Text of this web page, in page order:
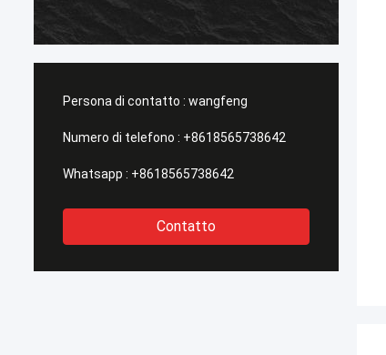
Persona di contatto : wangfeng
Numero di telefono : +8618565738642
Whatsapp : +8618565738642
Contatto